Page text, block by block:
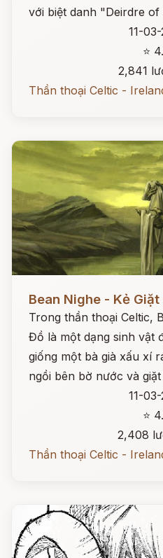
với biệt danh "Deirdre
11-
⭐
2,841
Thần thoại Celtic -
Bean Nighe - Kẻ
Trong thần thoại Celtic,
Đồ là một dạng sinh vật
giống một bà già xấu xí
ngồi bên bờ nước và
11-
⭐
2,408
Thần thoại Celtic -